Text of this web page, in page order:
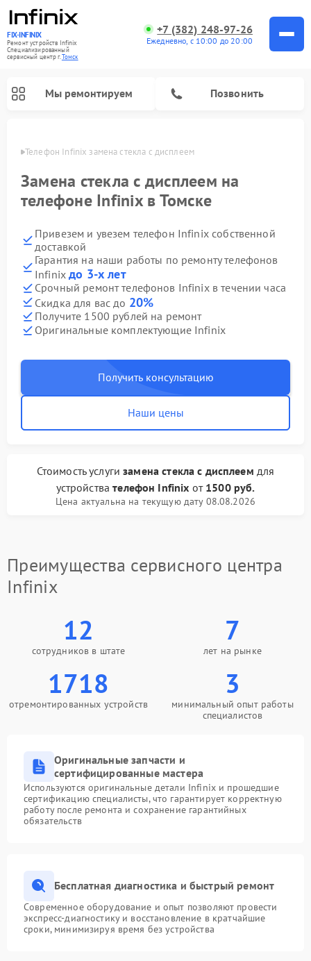
FIX-INFINIX
Ремонт устройств Infinix
Специализированный
cервисный центр г.Томск
+7 (382) 248-97-26
Ежедневно, с 10:00 до 20:00
Мы ремонтируем Позвонить
Телефон Infinix замена стекла с дисплеем
Замена стекла с дисплеем на
телефоне Infinix в Томске
Привезем и увезем телефон Infinix собственной
доставкой
Гарантия на наши работы по ремонту телефонов
Infinixдо 3-х лет
Срочный ремонт телефонов Infinix в течении часа
Скидка для вас до 20%
Получите 1500 рублей на ремонт
Оригинальные комплектующие Infinix
Получить консультацию
Наши цены
Стоимость услугизамена стекла с дисплеем для
устройствателефон Infinix от 1500 руб.
Цена актуальна на текущую дату 08.08.2026
Преимущества сервисного центра
Infinix
12
сотрудников в штате
7
лет на рынке
1718
отремонтированных устройств
3
минимальный опыт работы
специалистов
Оригинальные запчасти и
сертифицированные мастера
Используются оригинальные детали Infinix и прошедшие
сертификацию специалисты, что гарантирует корректную
работу после ремонта и сохранение гарантийных
обязательств
Бесплатная диагностика и быстрый ремонт
Современное оборудование и опыт позволяют провести
экспресс-диагностику и восстановление в кратчайшие
сроки, минимизируя время без устройства